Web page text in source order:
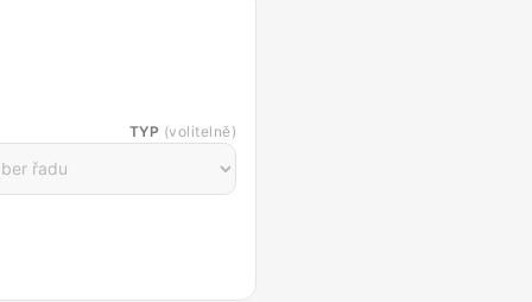
TYP (volitelně)